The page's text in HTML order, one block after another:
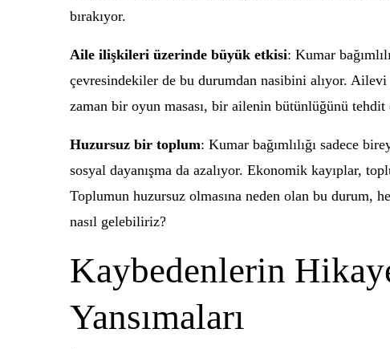
bırakıyor.
Aile ilişkileri üzerinde büyük etkisi: Kumar
çevresindekiler de bu durumdan nasibini alıyor. Ailevi
zaman bir oyun masası, bir ailenin bütünlüğünü
Huzursuz bir toplum: Kumar bağımlılığı sadece
sosyal dayanışma da azalıyor. Ekonomik kayıplar,
Toplumun huzursuz olmasına neden olan bu durum,
nasıl gelebiliriz?
Kaybedenlerin
Yansımaları